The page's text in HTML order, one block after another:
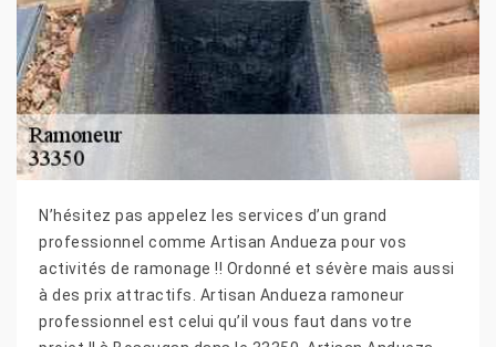
N’hésitez pas appelez les services d’un grand
professionnel comme Artisan Andueza pour vos
activités de ramonage !! Ordonné et sévère mais aussi
à des prix attractifs. Artisan Andueza ramoneur
professionnel est celui qu’il vous faut dans votre